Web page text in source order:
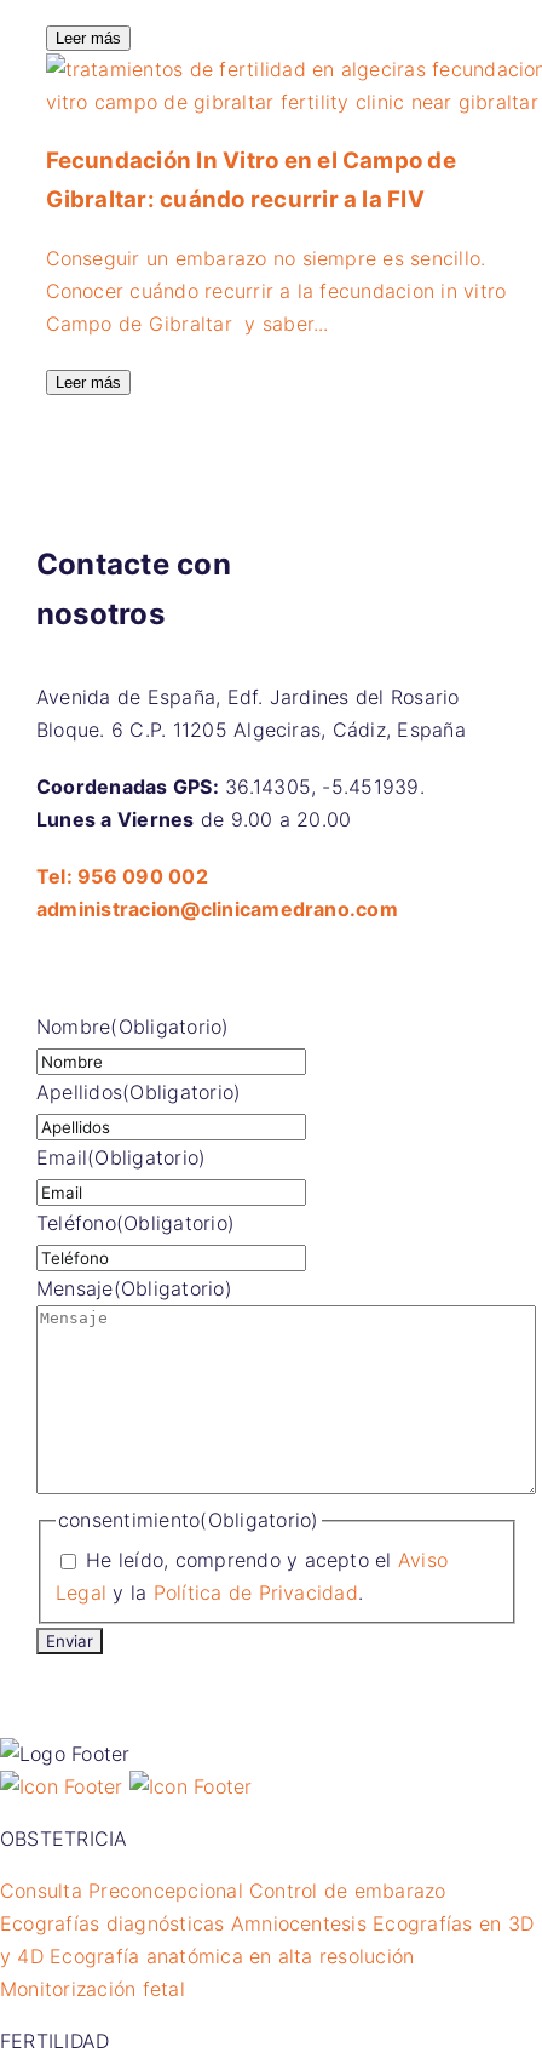
Leer más
Fecundación In Vitro en el Campo de
Gibraltar: cuándo recurrir a la FIV
Conseguir un embarazo no siempre es sencillo.
Conocer cuándo recurrir a la fecundacion in vitro
Campo de Gibraltar y saber...
Leer más
Contacte con
nosotros
Avenida de España, Edf. Jardines del Rosario
Bloque. 6 C.P. 11205 Algeciras, Cádiz, España
Coordenadas GPS: 36.14305, -5.451939.
Lunes a Viernes de 9.00 a 20.00
Tel: 956 090 002
administracion@clinicamedrano.com
Nombre(Obligatorio)
Apellidos(Obligatorio)
Email(Obligatorio)
Teléfono(Obligatorio)
Mensaje(Obligatorio)
consentimiento(Obligatorio)
He leído, comprendo y acepto el Aviso
Legal y la Política de Privacidad.
OBSTETRICIA
Consulta Preconcepcional Control de embarazo
Ecografías diagnósticas Amniocentesis Ecografías en 3D
y 4D Ecografía anatómica en alta resolución
Monitorización fetal
FERTILIDAD